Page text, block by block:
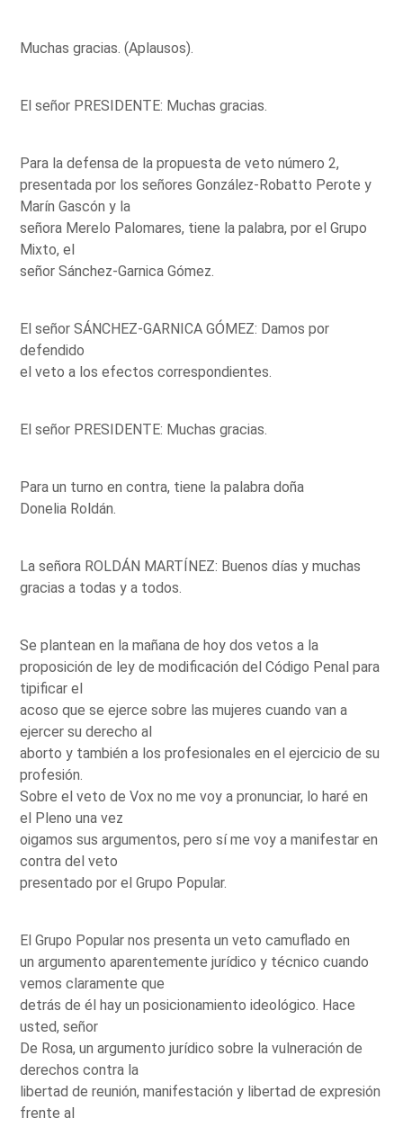
Muchas gracias. (Aplausos).
El señor PRESIDENTE: Muchas gracias.
Para la defensa de la propuesta de veto número 2,
presentada por los señores González-Robatto Perote y
Marín Gascón y la
señora Merelo Palomares, tiene la palabra, por el Grupo
Mixto, el
señor Sánchez-Garnica Gómez.
El señor SÁNCHEZ-GARNICA GÓMEZ: Damos por
defendido
el veto a los efectos correspondientes.
El señor PRESIDENTE: Muchas gracias.
Para un turno en contra, tiene la palabra doña
Donelia Roldán.
La señora ROLDÁN MARTÍNEZ: Buenos días y muchas
gracias a todas y a todos.
Se plantean en la mañana de hoy dos vetos a la
proposición de ley de modificación del Código Penal para
tipificar el
acoso que se ejerce sobre las mujeres cuando van a
ejercer su derecho al
aborto y también a los profesionales en el ejercicio de su
profesión.
Sobre el veto de Vox no me voy a pronunciar, lo haré en
el Pleno una vez
oigamos sus argumentos, pero sí me voy a manifestar en
contra del veto
presentado por el Grupo Popular.
El Grupo Popular nos presenta un veto camuflado en
un argumento aparentemente jurídico y técnico cuando
vemos claramente que
detrás de él hay un posicionamiento ideológico. Hace
usted, señor
De Rosa, un argumento jurídico sobre la vulneración de
derechos contra la
libertad de reunión, manifestación y libertad de expresión
frente al